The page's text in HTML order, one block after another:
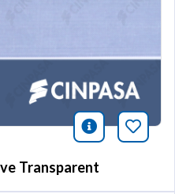
icono
Transparent